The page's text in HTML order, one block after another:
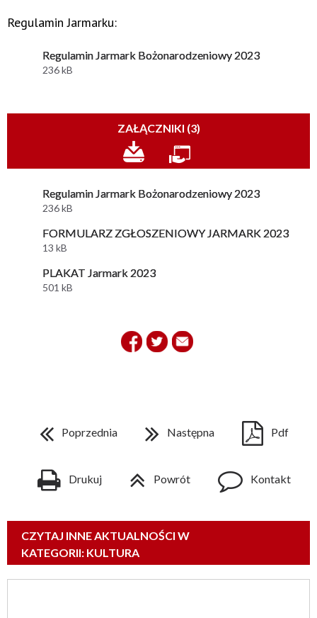
Regulamin Jarmarku:
Regulamin Jarmark Bożonarodzeniowy 2023
236 kB
ZAŁĄCZNIKI (3)
Regulamin Jarmark Bożonarodzeniowy 2023
236 kB
FORMULARZ ZGŁOSZENIOWY JARMARK 2023
13 kB
PLAKAT Jarmark 2023
501 kB
Poprzednia Następna Pdf
Drukuj Powrót Kontakt
CZYTAJ INNE AKTUALNOŚCI W
KATEGORII: KULTURA